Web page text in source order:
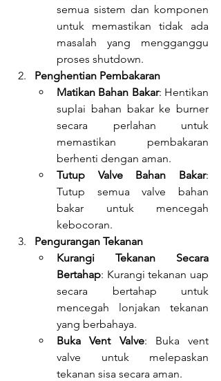
semua sistem dan komponen
untuk memastikan tidak ada
masalah yang mengganggu
proses shutdown.
Penghentian Pembakaran
Matikan Bahan Bakar: Hentikan
suplai bahan bakar ke burner
secara perlahan untuk
memastikan pembakaran
berhenti dengan aman.
Tutup Valve Bahan Bakar:
Tutup semua valve bahan
bakar untuk mencegah
kebocoran.
Pengurangan Tekanan
Kurangi Tekanan Secara
Bertahap: Kurangi tekanan uap
secara bertahap untuk
mencegah lonjakan tekanan
yang berbahaya.
Buka Vent Valve: Buka vent
valve untuk melepaskan
tekanan sisa secara aman.